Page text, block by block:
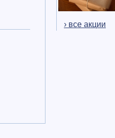
› все акции